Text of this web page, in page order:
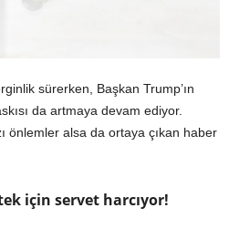
sürerken, Başkan Trump’ın
da artmaya devam ediyor.
önlemler alsa da ortaya çıkan haber
için servet harcıyor!